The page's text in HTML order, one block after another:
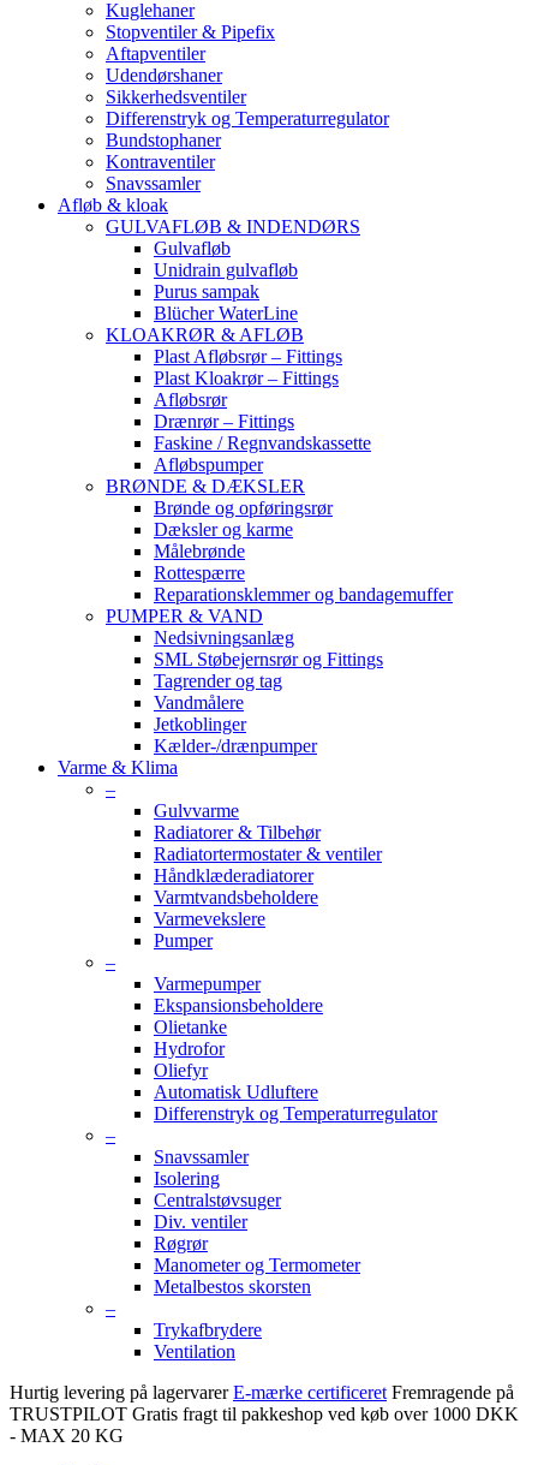
Kuglehaner
Stopventiler & Pipefix
Aftapventiler
Udendørshaner
Sikkerhedsventiler
Differenstryk og Temperaturregulator
Bundstophaner
Kontraventiler
Snavssamler
Afløb & kloak
GULVAFLØB & INDENDØRS
Gulvafløb
Unidrain gulvafløb
Purus sampak
Blücher WaterLine
KLOAKRØR & AFLØB
Plast Afløbsrør – Fittings
Plast Kloakrør – Fittings
Afløbsrør
Drænrør – Fittings
Faskine / Regnvandskassette
Afløbspumper
BRØNDE & DÆKSLER
Brønde og opføringsrør
Dæksler og karme
Målebrønde
Rottespærre
Reparationsklemmer og bandagemuffer
PUMPER & VAND
Nedsivningsanlæg
SML Støbejernsrør og Fittings
Tagrender og tag
Vandmålere
Jetkoblinger
Kælder-/drænpumper
Varme & Klima
–
Gulvvarme
Radiatorer & Tilbehør
Radiatortermostater & ventiler
Håndklæderadiatorer
Varmtvandsbeholdere
Varmevekslere
Pumper
–
Varmepumper
Ekspansionsbeholdere
Olietanke
Hydrofor
Oliefyr
Automatisk Udluftere
Differenstryk og Temperaturregulator
–
Snavssamler
Isolering
Centralstøvsuger
Div. ventiler
Røgrør
Manometer og Termometer
Metalbestos skorsten
–
Trykafbrydere
Ventilation
Hurtig levering på lagervarer E-mærke certificeret Fremragende på
TRUSTPILOT Gratis fragt til pakkeshop ved køb over 1000 DKK
- MAX 20 KG